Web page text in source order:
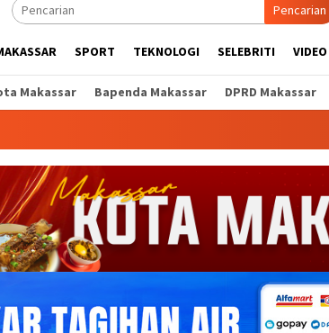
Pencarian
SPORT TEKNOLOGI SELEBRITI VIDEO
Makassar Bapenda Makassar DPRD Makassar